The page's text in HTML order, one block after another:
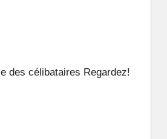
des célibataires Regardez!